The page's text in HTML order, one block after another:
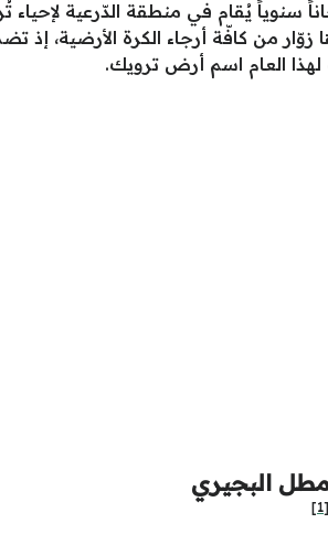
سنوياً يُقام في منطقة الدّرعية لإحياء
زوّار من كافّة أرجاء الكرة الأرضية،
لهذا العام اسم أرض ترويك.
البجيري
[1]